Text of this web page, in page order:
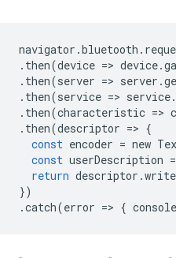
navigator .bluetooth .
. then(device => device.
. then(server => server .
. then(service => service.
. then(characteristic =>
. then(descriptor => {
const encoder = new
const userDescription =
return descriptor .
})
.catch(error => { console